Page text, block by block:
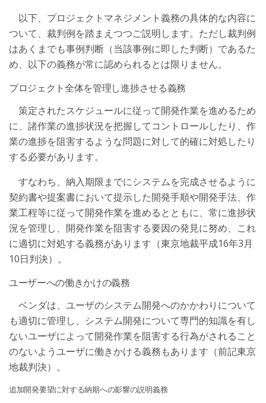
以下、プロジェクトマネジメント義務の具体的な内容に
ついて、裁判例を踏まえつつご説明します。ただし裁判例
はあくまでも事例判断（当該事例に即した判断）であるた
め、以下の義務が常に認められるとは限りません。
プロジェクト全体を管理し進捗させる義務
策定されたスケジュールに従って開発作業を進めるため
に、諸作業の進捗状況を把握してコントロールしたり、作
業の進捗を阻害するような問題に対して的確に対処したり
する必要があります。
すなわち、納入期限までにシステムを完成させるように
契約書や提案書において提示した開発手順や開発手法、作
業工程等に従って開発作業を進めるとともに、常に進捗状
況を管理し、開発作業を阻害する要因の発見に努め、これ
に適切に対処する義務があります（東京地裁平成16年3月
10日判決）。
ユーザーへの働きかけの義務
ベンダは、ユーザのシステム開発へのかかわりについて
も適切に管理し、システム開発について専門的知識を有し
ないユーザによって開発作業を阻害する行為がされること
のないようユーザに働きかける義務もあります（前記東京
地裁判決）。
追加開発要望に対する納期への影響の説明義務